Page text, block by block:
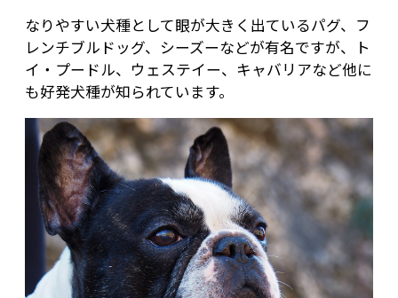
なりやすい犬種として眼が大きく出ているパグ、フ
レンチブルドッグ、シーズーなどが有名ですが、ト
イ・プードル、ウェステイー、キャバリアなど他に
も好発犬種が知られています。